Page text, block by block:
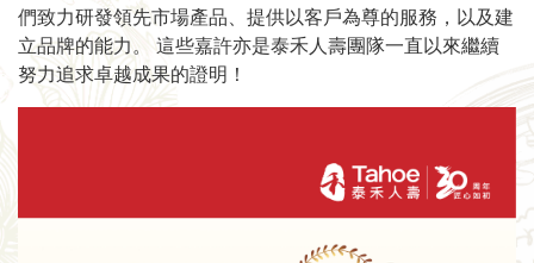
們致力研發領先市場產品、提供以客戶為尊的服務，以及建
立品牌的能力。 這些嘉許亦是泰禾人壽團隊一直以來繼續
努力追求卓越成果的證明！